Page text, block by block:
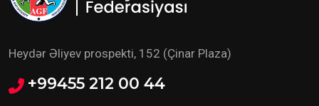
Heydər Əliyev prospekti, 152 (Çinar Plaza)
+99455 212 00 44